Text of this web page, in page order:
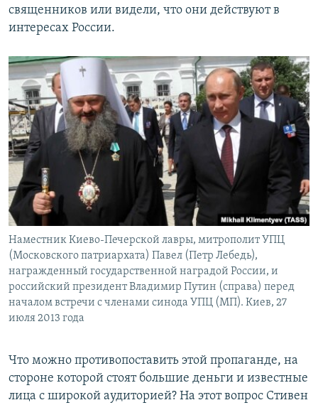
священников или видели, что они действуют в
интересах России.
Наместник Киево-Печерской лавры, митрополит УПЦ
(Московского патриархата) Павел (Петр Лебедь),
награжденный государственной наградой России, и
российский президент Владимир Путин (справа) перед
началом встречи с членами синода УПЦ (МП). Киев, 27
июля 2013 года
Что можно противопоставить этой пропаганде, на
стороне которой стоят большие деньги и известные
лица с широкой аудиторией? На этот вопрос Стивен